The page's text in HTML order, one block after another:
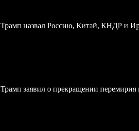
Трамп назвал Россию, Китай, КНДР и
Трамп заявил о прекращении